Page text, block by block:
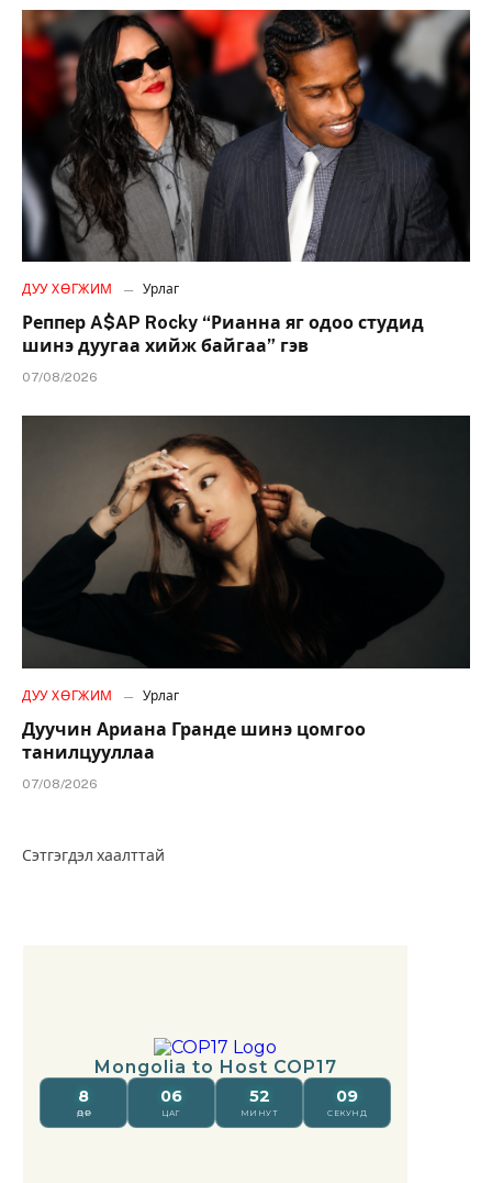
ДУУ ХӨГЖИМ Урлаг
Реппер A$AP Rocky “Рианна яг одоо студид
шинэ дуугаа хийж байгаа” гэв
07/08/2026
ДУУ ХӨГЖИМ Урлаг
Дуучин Ариана Гранде шинэ цомгоо
танилцууллаа
07/08/2026
Сэтгэгдэл хаалттай